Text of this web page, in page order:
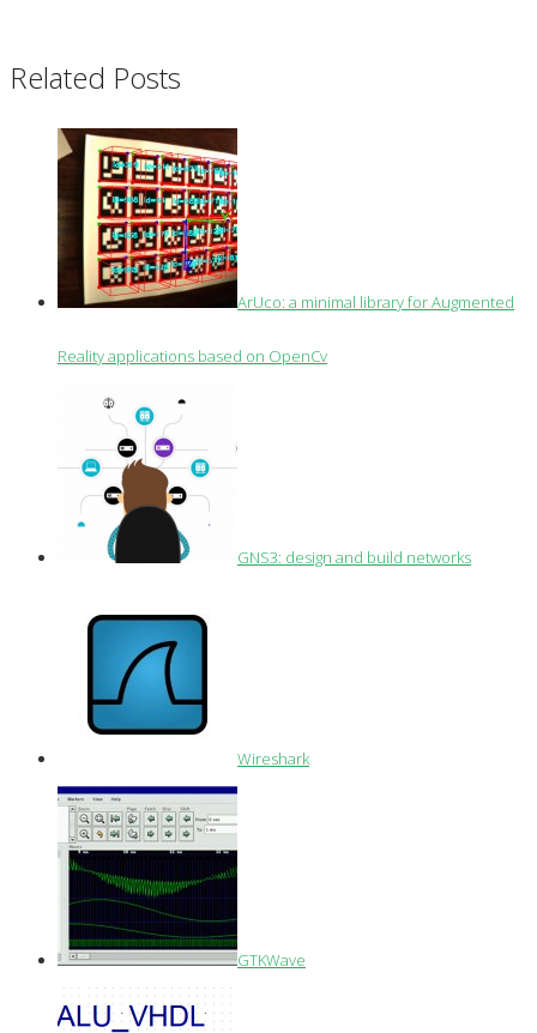
Related Posts
ArUco: a minimal library for Augmented
Reality applications based on OpenCv
GNS3: design and build networks
Wireshark
GTKWave